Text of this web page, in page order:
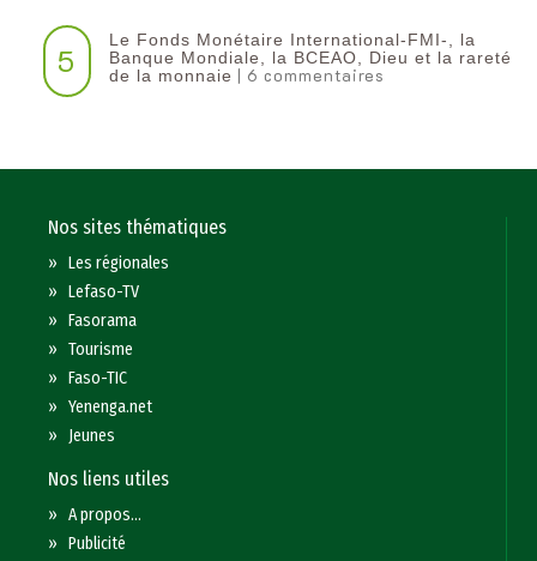
5
Le Fonds Monétaire International-FMI-, la
Banque Mondiale, la BCEAO, Dieu et la rareté
de la monnaie | 6 commentaires
Nos sites thématiques
»Les régionales
»Lefaso-TV
»Fasorama
»Tourisme
»Faso-TIC
»Yenenga.net
» Jeunes
Nos liens utiles
»A propos...
»Publicité